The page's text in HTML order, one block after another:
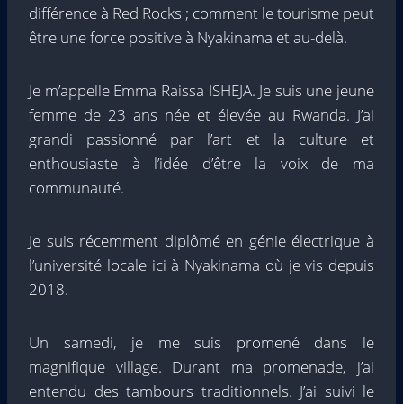
différence à Red Rocks ; comment le tourisme peut
être une force positive à Nyakinama et au-delà.
Je m’appelle Emma Raissa ISHEJA. Je suis une jeune
femme de 23 ans née et élevée au Rwanda. J’ai
grandi passionné par l’art et la culture et
enthousiaste à l’idée d’être la voix de ma
communauté.
Je suis récemment diplômé en génie électrique à
l’université locale ici à Nyakinama où je vis depuis
2018.
Un samedi, je me suis promené dans le
magnifique village. Durant ma promenade, j’ai
entendu des tambours traditionnels. J’ai suivi le